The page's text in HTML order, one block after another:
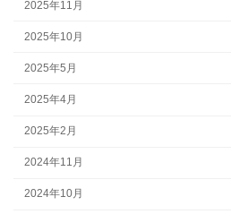
2025年11月
2025年10月
2025年5月
2025年4月
2025年2月
2024年11月
2024年10月